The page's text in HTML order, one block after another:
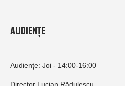
AUDIENȚE
Audienţe: Joi - 14:00-16:00
Director Lucian Rădulescu